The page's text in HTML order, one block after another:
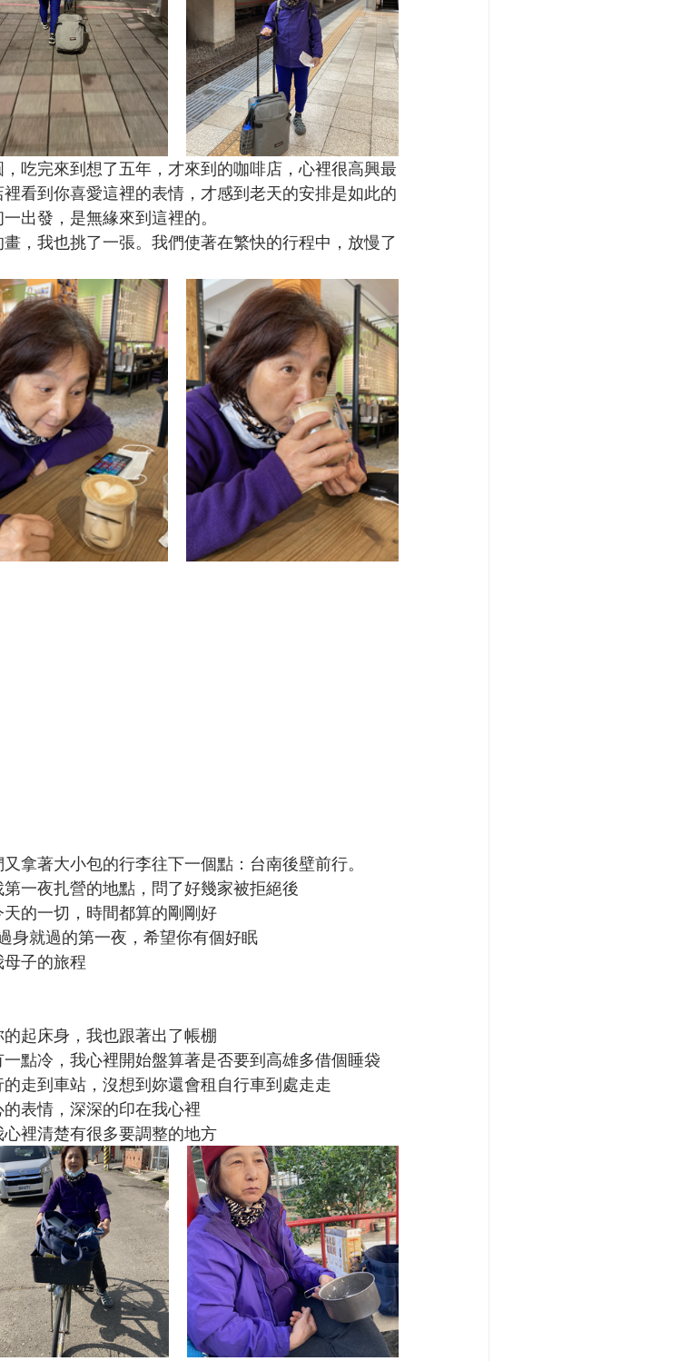
吃完來到想了五年，才來到的咖啡店，心裡很高興最
看到你喜愛這裡的表情，才感到老天的安排是如此的
出發，是無緣來到這裡的。
，我也挑了一張。我們使著在繁快的行程中，放慢了
拿著大小包的行李往下一個點：台南後壁前行。
一夜扎營的地點，問了好幾家被拒絕後
的一切，時間都算的剛剛好
身就過的第一夜，希望你有個好眠
子的旅程
起床身，我也跟著出了帳棚
點冷，我心裡開始盤算著是否要到高雄多借個睡袋
走到車站，沒想到妳還會租自行車到處走走
表情，深深的印在我心裡
裡清楚有很多要調整的地方